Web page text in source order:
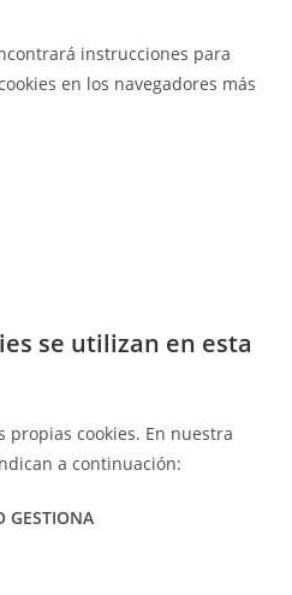
instrucciones para
en los navegadores más
se utilizan en esta
propias cookies. En nuestra
a continuación:
GESTIONA